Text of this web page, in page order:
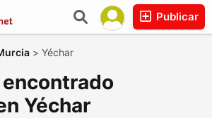
Publicar
> Yéchar
Yéchar